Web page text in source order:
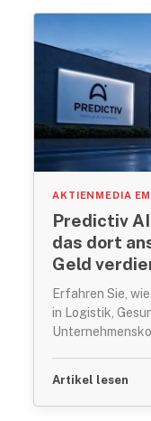
AKTIENMEDIA
Predictiv
das dort
Geld
Erfahren Sie,
in Logistik,
Artikel lesen